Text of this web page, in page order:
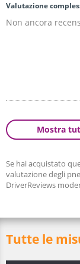
Valutazione
Non ancora
Mostra
Se hai acquistato
valutazione degli
DriverReviews
Tutte le